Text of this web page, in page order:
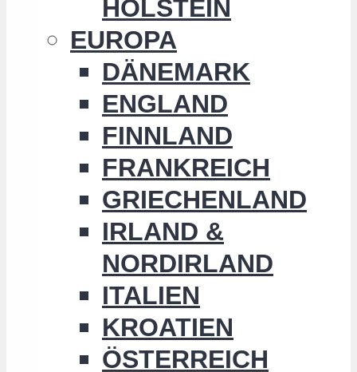
HOLSTEIN
EUROPA
DÄNEMARK
ENGLAND
FINNLAND
FRANKREICH
GRIECHENLAND
IRLAND &
NORDIRLAND
ITALIEN
KROATIEN
ÖSTERREICH